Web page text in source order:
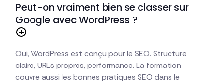
Peut-on vraiment bien se classer sur
Google avec WordPress ?
Oui, WordPress est conçu pour le SEO. Structure
claire, URLs propres, performance. La formation
couvre aussi les bonnes pratiques SEO dans le